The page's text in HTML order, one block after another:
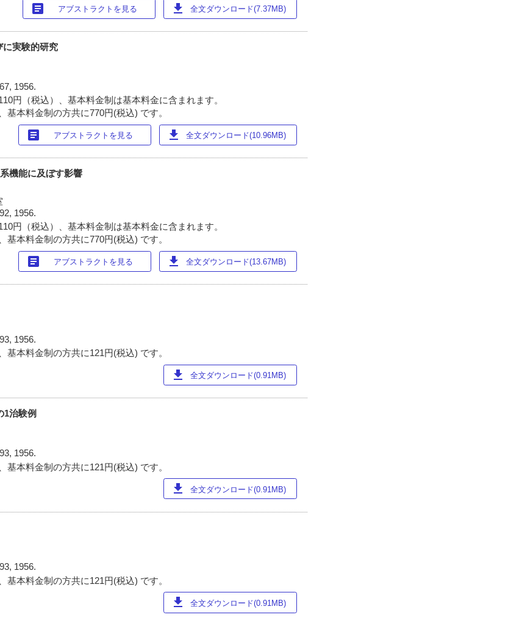
article アブストラクトを見る download 全文ダウンロード(7.37MB)
に実験的研究
1956.
円（税込）、基本料金制は基本料金に含まれます。
基本料金制の方共に770円(税込) です。
article アブストラクトを見る download 全文ダウンロード(10.96MB)
機能に及ぼす影響
1956.
円（税込）、基本料金制は基本料金に含まれます。
基本料金制の方共に770円(税込) です。
article アブストラクトを見る download 全文ダウンロード(13.67MB)
1956.
基本料金制の方共に121円(税込) です。
download 全文ダウンロード(0.91MB)
1治験例
1956.
基本料金制の方共に121円(税込) です。
download 全文ダウンロード(0.91MB)
1956.
基本料金制の方共に121円(税込) です。
download 全文ダウンロード(0.91MB)